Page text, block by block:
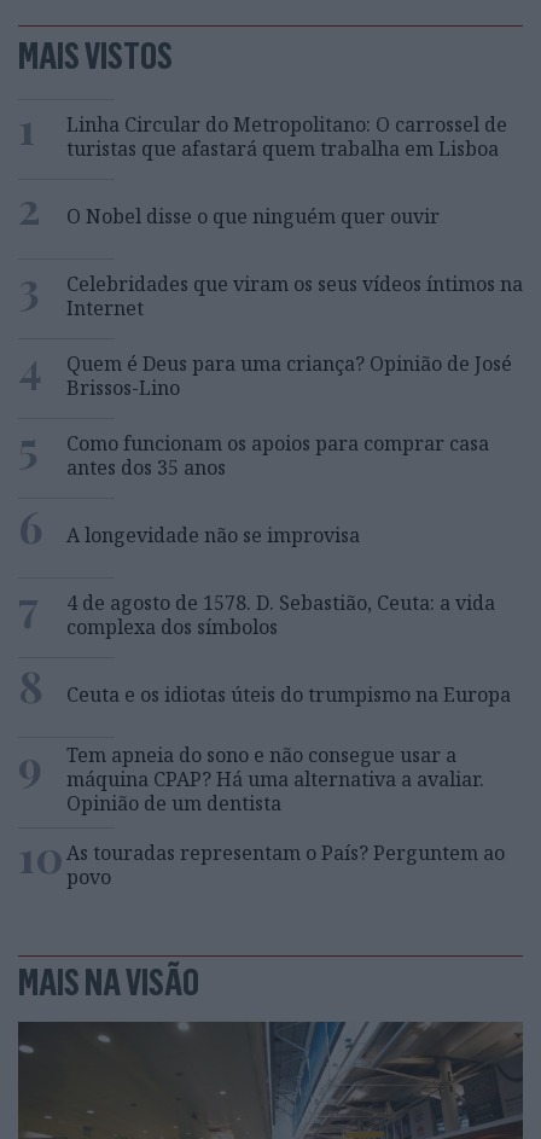
MAIS VISTOS
1
Linha Circular do Metropolitano: O carrossel de
turistas que afastará quem trabalha em Lisboa
2 O Nobel disse o que ninguém quer ouvir
3
Celebridades que viram os seus vídeos íntimos na
Internet
4
Quem é Deus para uma criança? Opinião de José
Brissos-Lino
5
Como funcionam os apoios para comprar casa
antes dos 35 anos
6 A longevidade não se improvisa
7
4 de agosto de 1578. D. Sebastião, Ceuta: a vida
complexa dos símbolos
8 Ceuta e os idiotas úteis do trumpismo na Europa
9
Tem apneia do sono e não consegue usar a
máquina CPAP? Há uma alternativa a avaliar.
Opinião de um dentista
10As touradas representam o País? Perguntem ao
povo
MAIS NA VISÃO